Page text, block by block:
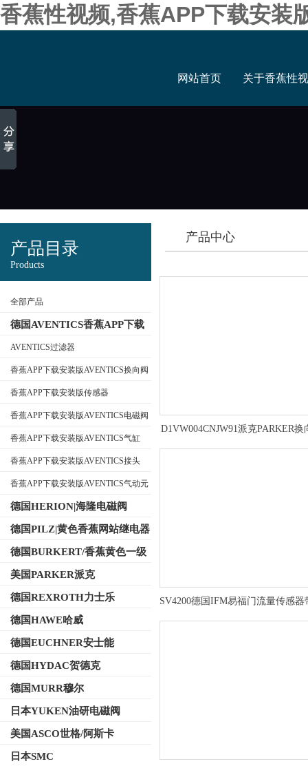
香蕉性视频,香蕉APP下载安装
网站首页 关于香蕉性
产品目录
Products
全部产品
德国AVENTICS香蕉APP下载
安装版
AVENTICS过滤器
香蕉APP下载安装版AVENTICS换向阀
香蕉APP下载安装版传感器
香蕉APP下载安装版AVENTICS电磁阀
香蕉APP下载安装版AVENTICS气缸
香蕉APP下载安装版AVENTICS接头
香蕉APP下载安装版AVENTICS气动元
德国HERION|海隆电磁阀
德国PILZ|黄色香蕉网站继电器
德国BURKERT/香蕉黄色一级
视频电磁阀
美国PARKER派克
德国REXROTH力士乐
德国HAWE哈威
德国EUCHNER安士能
德国HYDAC贺德克
德国MURR穆尔
日本YUKEN油研电磁阀
美国ASCO世格/阿斯卡
日本SMC
产品中心
D1VW004CNJW91派克PARKER换
SV4200德国IFM易福门流量传感器